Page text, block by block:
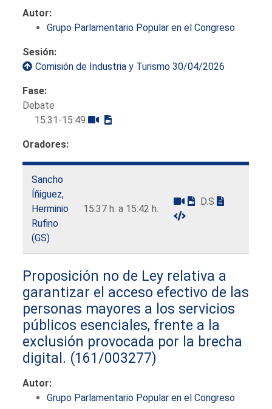
Autor:
Grupo Parlamentario Popular en el Congreso
Sesión:
Comisión de Industria y Turismo 30/04/2026
Fase:
Debate
15:31-15:49
Oradores:
Sancho
Íñiguez,
Herminio
Rufino
(GS)
15:37 h. a 15:42 h.
D.S
Proposición no de Ley relativa a
garantizar el acceso efectivo de las
personas mayores a los servicios
públicos esenciales, frente a la
exclusión provocada por la brecha
digital. (161/003277)
Autor:
Grupo Parlamentario Popular en el Congreso